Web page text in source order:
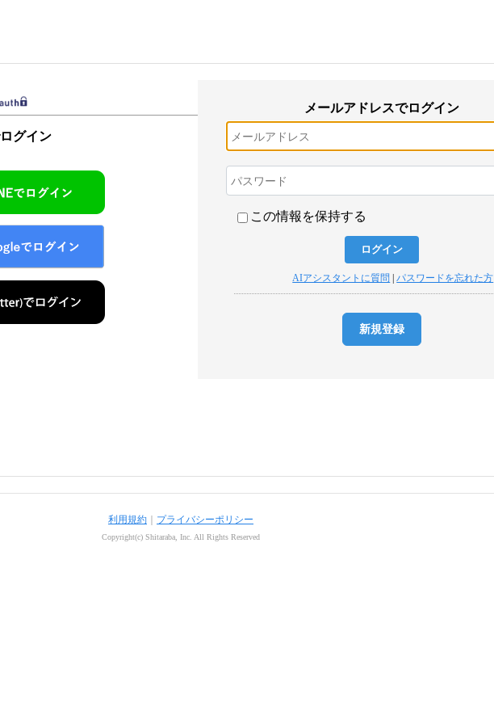
グイン
メールアドレスでログイン
この情報を保持する
AIアシスタントに質問 |パスワードを忘れた方
新規登録
利用規約 プライバシーポリシー
Copyright(c) Shitaraba, Inc. All Rights Reserved